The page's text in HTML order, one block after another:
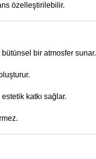
özelleştirilebilir.
bir atmosfer sunar.
katkı sağlar.